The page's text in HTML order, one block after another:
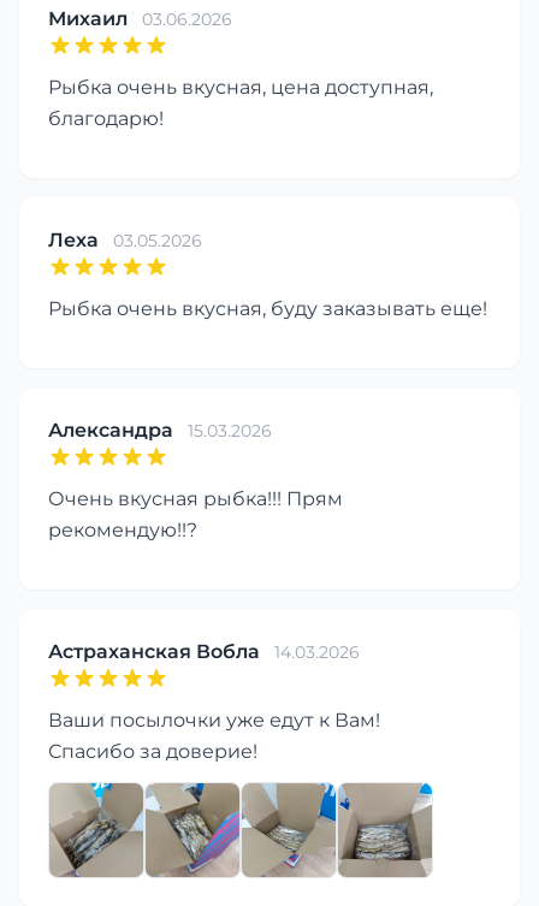
Михаил 03.06.2026
Рыбка очень вкусная, цена доступная,
благодарю!
Леха 03.05.2026
Рыбка очень вкусная, буду заказывать еще!
Александра 15.03.2026
Очень вкусная рыбка!!! Прям
рекомендую!!?
Астраханская Вобла 14.03.2026
Ваши посылочки уже едут к Вам!
Спасибо за доверие!